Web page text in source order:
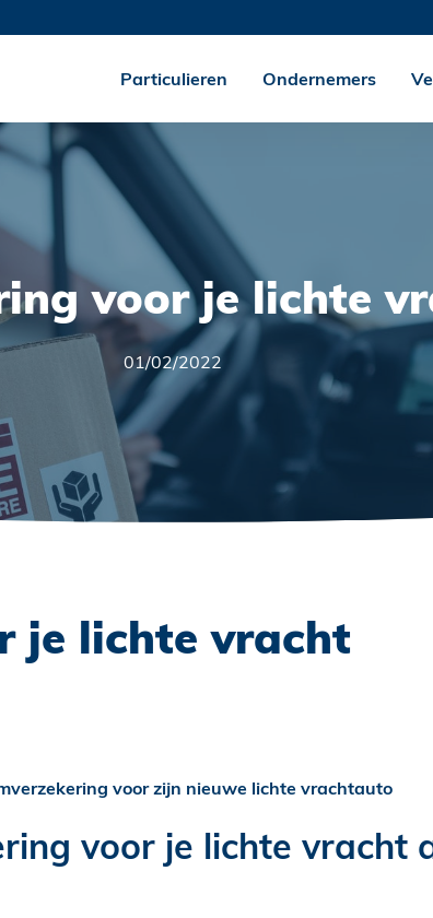
Particulieren Ondernemers
voor je lichte
01/02/2022
je lichte vracht
voor zijn nieuwe lichte vrachtauto
voor je lichte vracht